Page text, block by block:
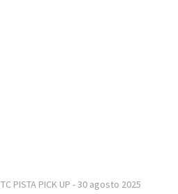
TC PISTA PICK UP -30 agosto 2025